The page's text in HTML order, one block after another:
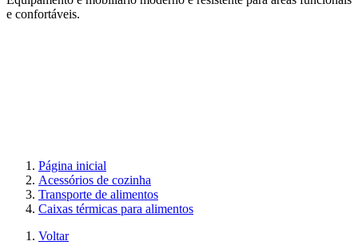
e confortáveis.
Página inicial
Acessórios de cozinha
Transporte de alimentos
Caixas térmicas para alimentos
Voltar